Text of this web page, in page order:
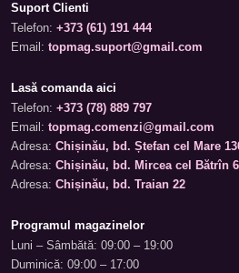
Suport Clienti
Telefon: +373 (61) 191 444
Email: topmag.suport@gmail.com
Lasă comanda aici
Telefon: +373 (78) 889 797
Email: topmag.comenzi@gmail.com
Adresa: Chișinău, bd. Ștefan cel Mare
Adresa: Chișinău, bd. Mircea cel Bătrîn 6
Adresa: Chișinău, bd. Traian 22
Programul magazinelor
Luni – Sâmbătă: 09:00 – 19:00
Duminică: 09:00 – 17:00